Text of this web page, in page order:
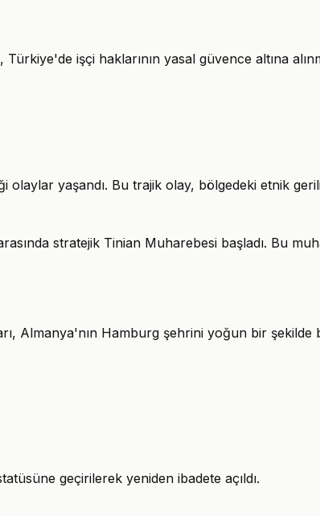
işçi haklarının yasal güvence altına
yaşandı. Bu trajik olay, bölgedeki etnik
stratejik Tinian Muharebesi başladı. Bu
Almanya'nın Hamburg şehrini yoğun bir şekilde
geçirilerek yeniden ibadete açıldı.